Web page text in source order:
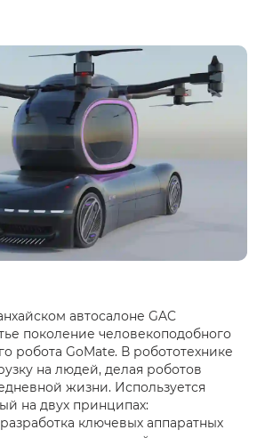
автосалоне GAC
поколение человекоподобного
робота GoMate. В робототехнике
на людей, делая роботов
жизни. Используется
на двух принципах:
ключевых аппаратных